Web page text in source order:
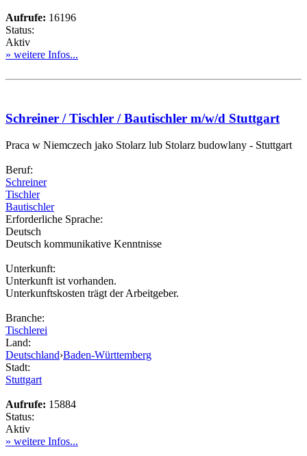
Aufrufe: 16196
Status:
Aktiv
» weitere Infos...
Schreiner / Tischler / Bautischler m/w/d Stuttgart
Praca w Niemczech jako Stolarz lub Stolarz budowlany - Stuttgart
Beruf:
Schreiner
Tischler
Bautischler
Erforderliche Sprache:
Deutsch
Deutsch kommunikative Kenntnisse
Unterkunft:
Unterkunft ist vorhanden.
Unterkunftskosten trägt der Arbeitgeber.
Branche:
Tischlerei
Land:
Deutschland›Baden-Württemberg
Stadt:
Stuttgart
Aufrufe: 15884
Status:
Aktiv
» weitere Infos...